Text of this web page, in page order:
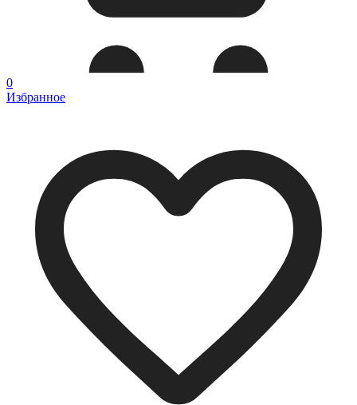
0
Избранное